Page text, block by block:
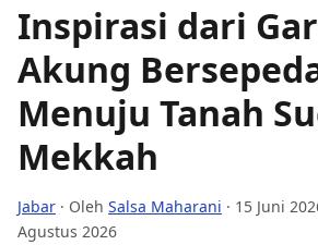
Inspirasi dari
Akung
Menuju Tanah
Mekkah
Jabar · Oleh Salsa Maharani · 15 Juni
Agustus 2026